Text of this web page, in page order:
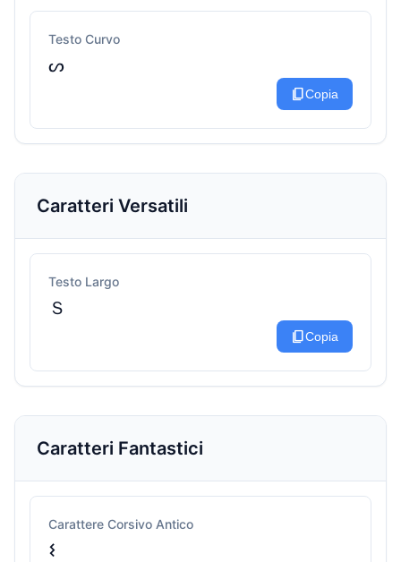
Testo Curvo
ᔕ
content_copyCopia
Caratteri Versatili
Testo Largo
Ｓ
content_copyCopia
Caratteri Fantastici
Carattere Corsivo Antico
𐌔